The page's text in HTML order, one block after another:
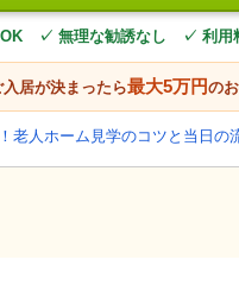
OK ✓ 無理な勧誘なし ✓ 利用
入居が決まったら最大5万円の
老人ホーム見学のコツと当日の